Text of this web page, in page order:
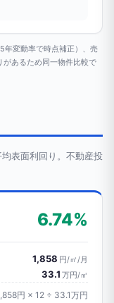
年変動率で時点補正）、売
あるため同一物件比較で
表面利回り。不動産投
6.74%
1,858 円/㎡/月
33.1 万円/㎡
円 × 12 ÷ 33.1万円